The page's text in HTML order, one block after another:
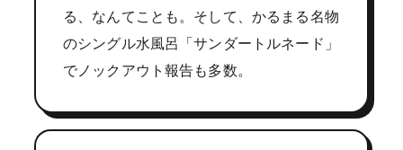
る、なんてことも。そして、かるまる名物
のシングル水風呂「サンダートルネード」
でノックアウト報告も多数。